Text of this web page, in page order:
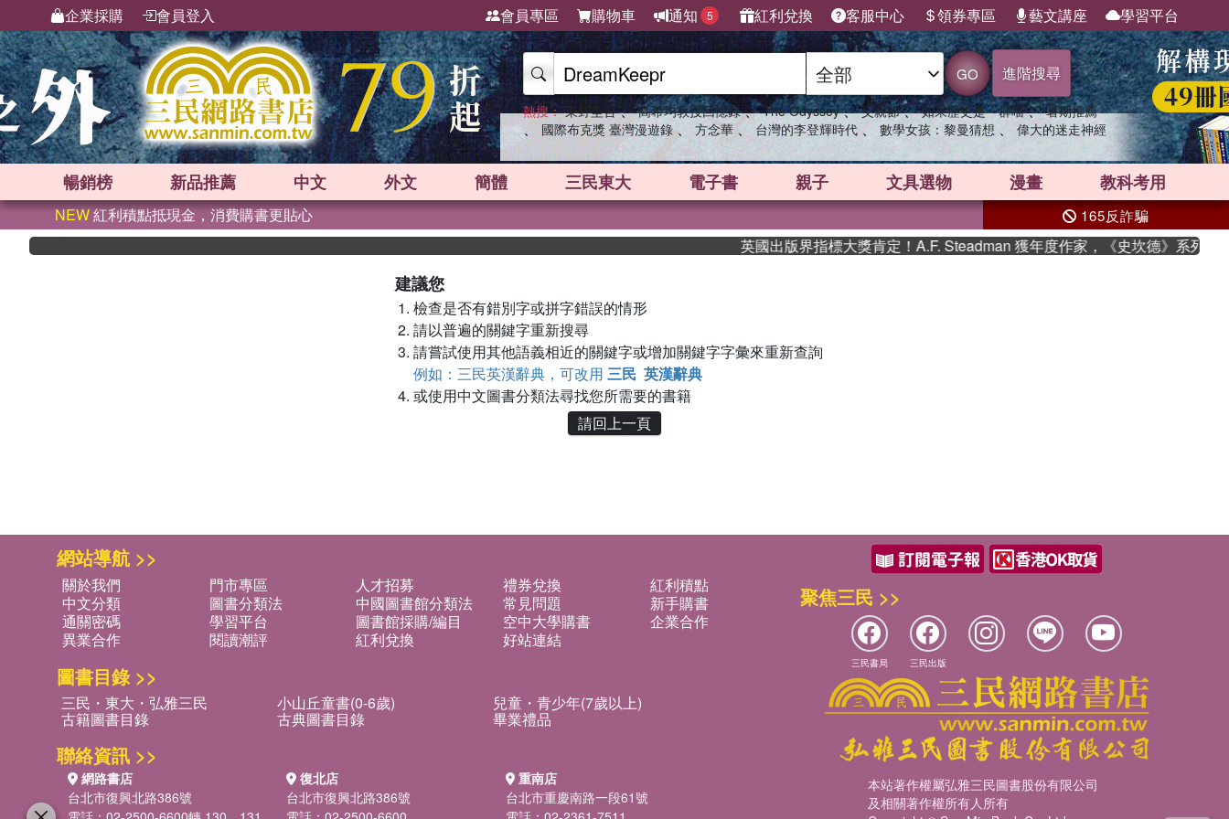
企業採購 會員登入 會員專區 購物車 通知 5 紅利兌換 客服中心 領券專區 藝文講座 學習平台
GO 進階搜尋
熱搜： 東野圭吾 、 高希均教授回憶錄 、 The Odyssey 、 父親節 、 如果歷史是一群喵 、 暑期推薦
、 國際布克獎 臺灣漫遊錄 、 方念華 、 台灣的李登輝時代 、 數學女孩：黎曼猜想 、 偉大的迷走神經
暢銷榜 新品推薦 中文 外文 簡體 三民東大 電子書 親子 文具選物 漫畫 教科考用
NEW紅利積點抵現金，消費購書更貼心 165反詐騙
英國出版界指標大獎肯定！A.F. Steadman 獲年度作家，《史坎德》系列帶你
建議您
檢查是否有錯別字或拼字錯誤的情形
請以普遍的關鍵字重新搜尋
請嘗試使用其他語義相近的關鍵字或增加關鍵字字彙來重新查詢
例如：三民英漢辭典，可改用 三民 英漢辭典
或使用中文圖書分類法尋找您所需要的書籍
請回上一頁
網站導航 >>
關於我們 門市專區 人才招募 禮券兌換
紅利積點
中文分類
圖書分類法 中國圖書館分類法 常見問題
新手購書
通關密碼
學習平台 圖書館採購/編目 空中大學購書
企業合作
異業合作
閱讀潮評 紅利兌換 好站連結
圖書目錄 >>
三民・東大・弘雅三民 小山丘童書(0-6歲) 兒童・青少年(7歲以上)
古籍圖書目錄 古典圖書目錄 畢業禮品
聯絡資訊 >>
網路書店
台北市復興北路386號
復北店
台北市復興北路386號
重南店
台北市重慶南路一段61號
聚焦三民 >>
三民書局 三民出版
本站著作權屬弘雅三民圖書股份有限公司
及相關著作權所有人所有